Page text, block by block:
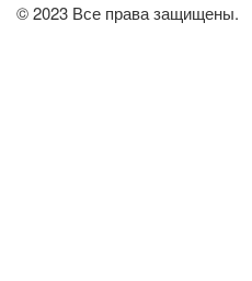
© 2023 Все права защищены.